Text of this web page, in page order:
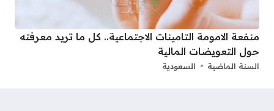
منفعة الامومة التامينات الاجتماعية.. كل ما تريد معرفته
حول التعويضات المالية
السنة الماضية السعودية